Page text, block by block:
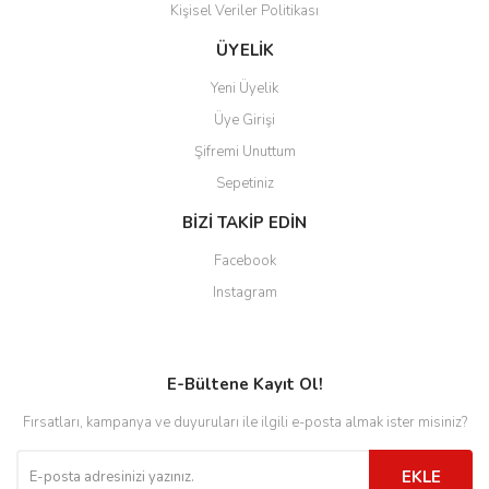
Kişisel Veriler Politikası
ÜYELİK
Yeni Üyelik
Üye Girişi
Şifremi Unuttum
Sepetiniz
BİZİ TAKİP EDİN
Facebook
Instagram
E-Bültene Kayıt Ol!
Fırsatları, kampanya ve duyuruları ile ilgili e-posta almak ister misiniz?
EKLE